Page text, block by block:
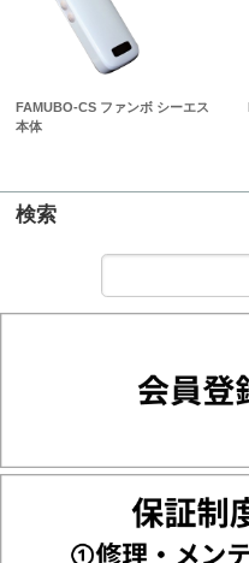
FAMUBO-CS ファンボ シーエス
本体
検索